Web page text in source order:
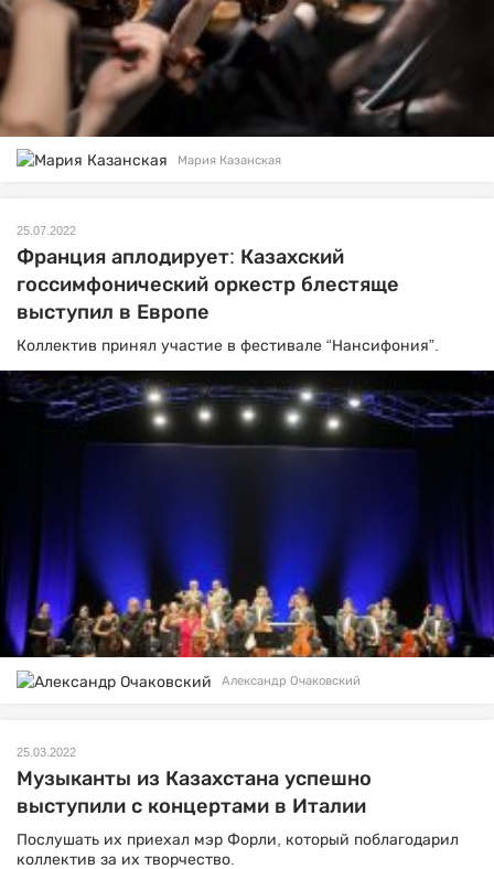
Мария Казанская
25.07.2022
Франция аплодирует: Казахский
госсимфонический оркестр блестяще
выступил в Европе
Коллектив принял участие в фестивале “Нансифония”.
Александр Очаковский
25.03.2022
Музыканты из Казахстана успешно
выступили с концертами в Италии
Послушать их приехал мэр Форли, который поблагодарил
коллектив за их творчество.